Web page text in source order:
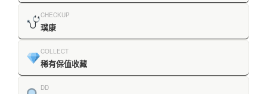
CHECKUP
璞康
COLLECT
稀有保值收藏
DD